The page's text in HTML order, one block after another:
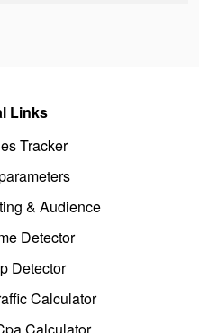
Links
Tracker
& Audience
Detector
Detector
Calculator